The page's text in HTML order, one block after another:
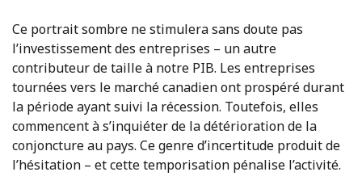
Ce portrait sombre ne stimulera sans doute pas
l’investissement des entreprises – un autre
contributeur de taille à notre PIB. Les entreprises
tournées vers le marché canadien ont prospéré durant
la période ayant suivi la récession. Toutefois, elles
commencent à s’inquiéter de la détérioration de la
conjoncture au pays. Ce genre d’incertitude produit de
l’hésitation – et cette temporisation pénalise l’activité.